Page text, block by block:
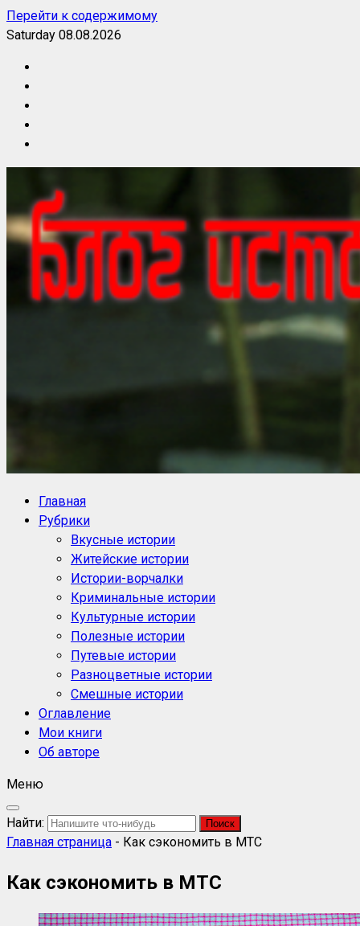
Перейти к содержимому
Saturday 08.08.2026
Блог историй NoorySan
Главная
Рубрики
Вкусные истории
Житейские истории
Истории-ворчалки
Криминальные истории
Культурные истории
Полезные истории
Путевые истории
Разноцветные истории
Смешные истории
Оглавление
Мои книги
Об авторе
Меню
Найти:
Главная страница - Как сэкономить в МТС
Как сэкономить в МТС